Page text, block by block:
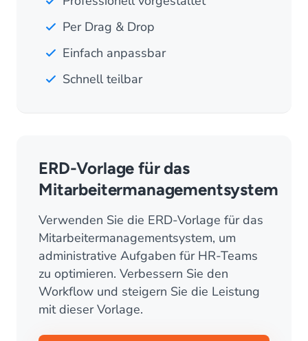
Per Drag & Drop
Einfach anpassbar
Schnell teilbar
ERD-Vorlage für das
Mitarbeitermanagementsystem
Verwenden Sie die ERD-Vorlage für das
Mitarbeitermanagementsystem, um
administrative Aufgaben für HR-Teams
zu optimieren. Verbessern Sie den
Workflow und steigern Sie die Leistung
mit dieser Vorlage.